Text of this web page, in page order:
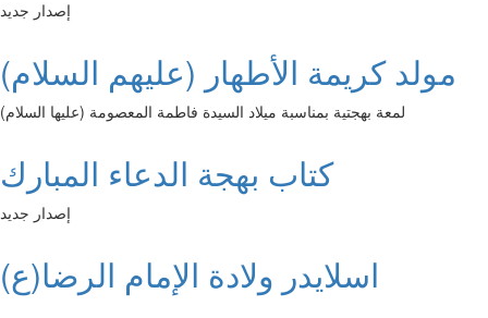
إصدار جديد
مولد كريمة الأطهار (عليهم السلام)
لمعة بهجتية بمناسبة ميلاد السيدة فاطمة المعصومة (عليها السلام)
كتاب بهجة الدعاء المبارك
إصدار جديد
اسلايدر ولادة الإمام الرضا(ع)